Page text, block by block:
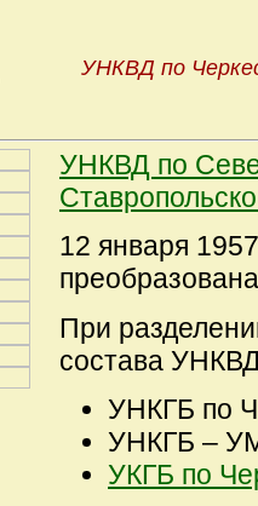
УНКВД по
УНКВД по
12 января
При
состава
УНКГБ по
УНКГБ –
УКГБ по